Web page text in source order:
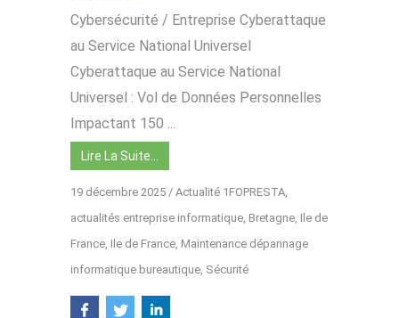
Cybersécurité / Entreprise Cyberattaque
au Service National Universel
Cyberattaque au Service National
Universel : Vol de Données Personnelles
Impactant 150 ...
Lire La Suite…
19 décembre 2025 / Actualité 1FOPRESTA
actualités entreprise informatique Bretagne Ile de
France Ile de France Maintenance dépannage
informatique bureautique Sécurité